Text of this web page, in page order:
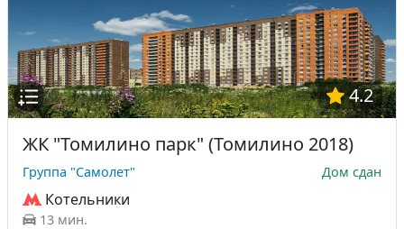
4.2
ЖК "Томилино парк" (Томилино 2018)
Группа "Самолет" Дом сдан
Котельники
13 мин.